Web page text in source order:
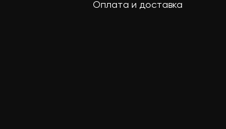
Оплата и доставка